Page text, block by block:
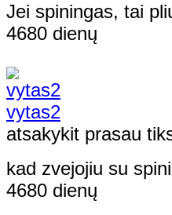
Jei spiningas, tai
4680 dienų
vytas2
atsakykit prasau
kad zvejojiu su
4680 dienų